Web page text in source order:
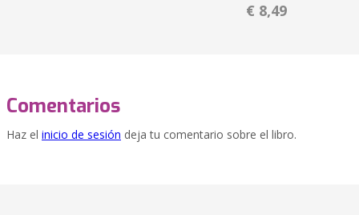
€ 8,49
Comentarios
Haz el inicio de sesión deja tu comentario sobre el libro.